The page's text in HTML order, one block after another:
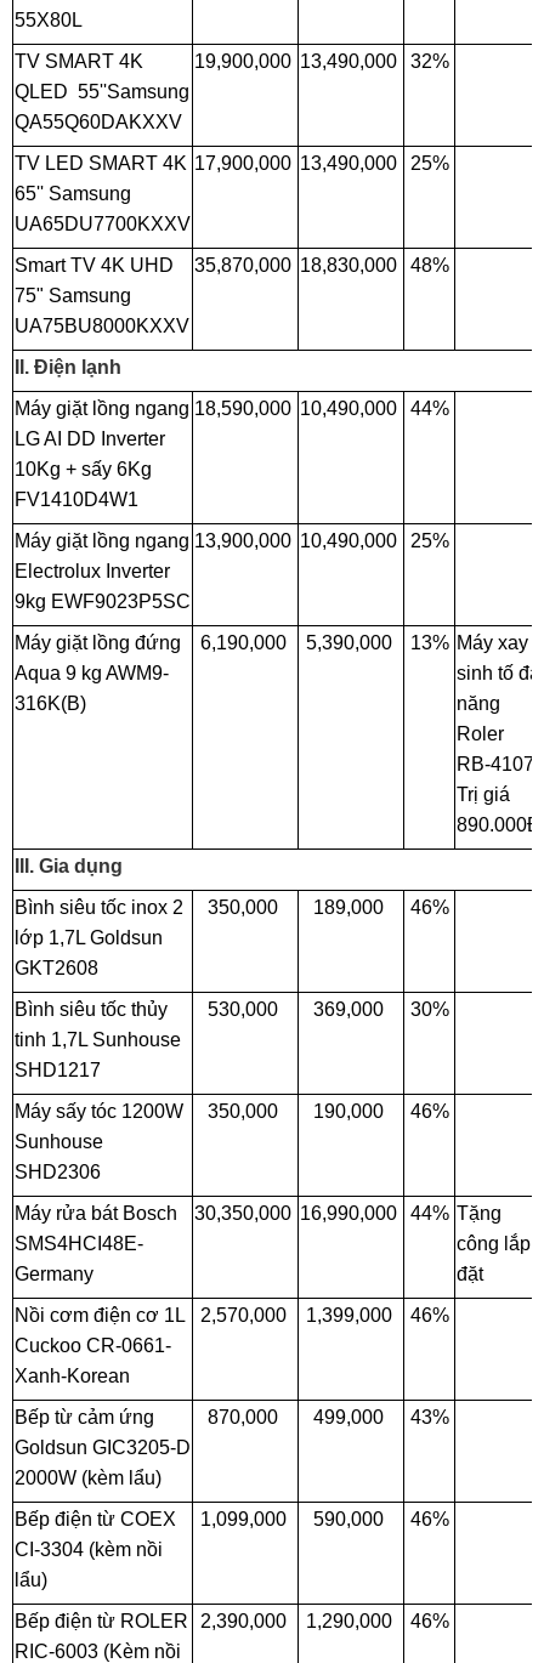
55X80L
TV SMART 4K
QLED 55''Samsung
QA55Q60DAKXXV
19,900,000 13,490,000 32%
TV LED SMART 4K
65'' Samsung
UA65DU7700KXXV
17,900,000 13,490,000 25%
Smart TV 4K UHD
75" Samsung
UA75BU8000KXXV
35,870,000 18,830,000 48%
II. Điện lạnh
Máy giặt lồng ngang
LG AI DD Inverter
10Kg + sấy 6Kg
FV1410D4W1
18,590,000 10,490,000 44%
Máy giặt lồng ngang
Electrolux Inverter
9kg EWF9023P5SC
13,900,000 10,490,000 25%
Máy giặt lồng đứng
Aqua 9 kg AWM9-
316K(B)
6,190,000 5,390,000 13% Máy xay
sinh tố đa
năng
Roler
RB-4107
Trị giá
890.000Đ
III. Gia dụng
Bình siêu tốc inox 2
lớp 1,7L Goldsun
GKT2608
350,000 189,000 46%
Bình siêu tốc thủy
tinh 1,7L Sunhouse
SHD1217
530,000 369,000 30%
Máy sấy tóc 1200W
Sunhouse
SHD2306
350,000 190,000 46%
Máy rửa bát Bosch
SMS4HCI48E-
Germany
30,350,000 16,990,000 44% Tặng
công lắp
đặt
Nồi cơm điện cơ 1L
Cuckoo CR-0661-
Xanh-Korean
2,570,000 1,399,000 46%
Bếp từ cảm ứng
Goldsun GIC3205-D
2000W (kèm lẩu)
870,000 499,000 43%
Bếp điện từ COEX
CI-3304 (kèm nồi
lẩu)
1,099,000 590,000 46%
Bếp điện từ ROLER
RIC-6003 (Kèm nồi
2,390,000 1,290,000 46%